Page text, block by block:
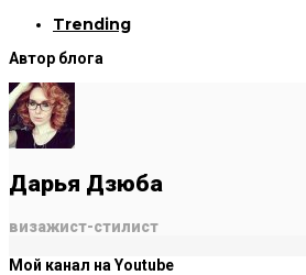
Trending
Автор блога
Дарья Дзюба
визажист-стилист
Мой канал на Youtube